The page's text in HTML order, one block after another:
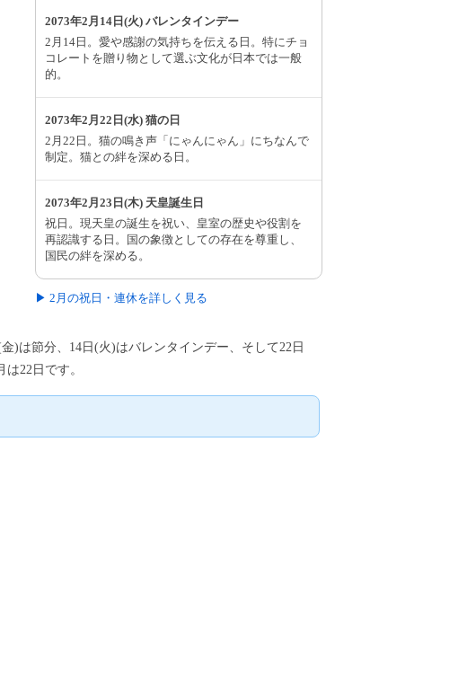
2073年2月14日(火) バレンタインデー
2月14日。愛や感謝の気持ちを伝える日。特にチョ
コレートを贈り物として選ぶ文化が日本では一般
的。
2073年2月22日(水) 猫の日
2月22日。猫の鳴き声「にゃんにゃん」にちなんで
制定。猫との絆を深める日。
2073年2月23日(木) 天皇誕生日
祝日。現天皇の誕生を祝い、皇室の歴史や役割を
再認識する日。国の象徴としての存在を尊重し、
国民の絆を深める。
▶ 2月の祝日・連休を詳しく見る
)は節分、14日(火)はバレンタインデー、そして22日
22日です。